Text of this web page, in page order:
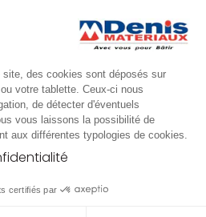
de confidentialité
des cookies sont déposés sur
votre tablette. Ceux-ci nous
de détecter d'éventuels
vous laissons la possibilité de
aux différentes typologies de cookies.
certifiés par